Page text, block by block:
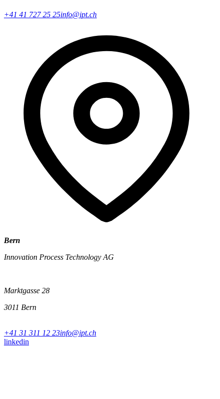
+41 41 727 25 25info@ipt.ch
Bern
Innovation Process Technology AG
Marktgasse 28
3011 Bern
+41 31 311 12 23info@ipt.ch
linkedin